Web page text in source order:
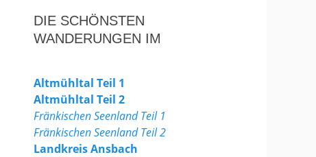
DIE SCHÖNSTEN
WANDERUNGEN IM
Altmühltal Teil 1
Altmühltal Teil 2
Fränkischen Seenland Teil 1
Fränkischen Seenland Teil 2
Landkreis Ansbach